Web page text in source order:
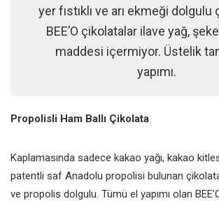
yer fıstıklı ve arı ekmeği
BEE’O çikolatalar ilave yağ,
maddesi içermiyor. Üstelik
yapımı.
Propolisli Ham Ballı Çikolata
Kaplamasında sadece kakao yağı, kakao
patentli saf Anadolu propolisi bulunan
ve propolis dolgulu. Tümü el yapımı olan